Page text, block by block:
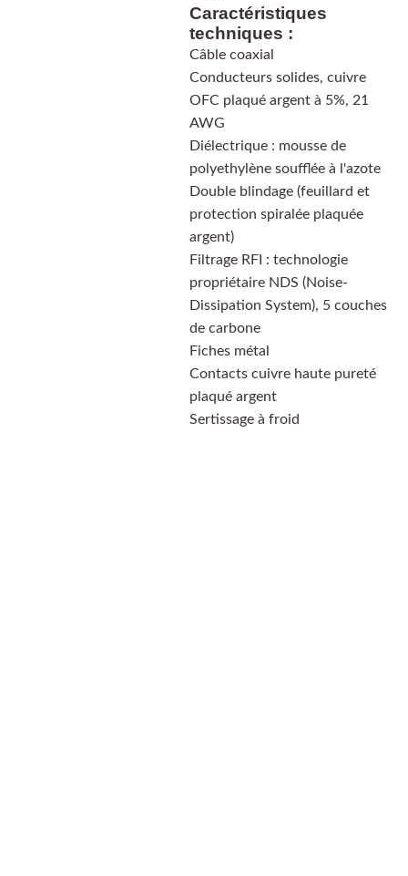
Caractéristiques
techniques :
Câble coaxial
Conducteurs solides, cuivre
OFC plaqué argent à 5%, 21
AWG
Diélectrique : mousse de
polyethylène soufflée à l'azote
Double blindage (feuillard et
protection spiralée plaquée
argent)
Filtrage RFI : technologie
propriétaire NDS (Noise-
Dissipation System), 5 couches
de carbone
Fiches métal
Contacts cuivre haute pureté
plaqué argent
Sertissage à froid